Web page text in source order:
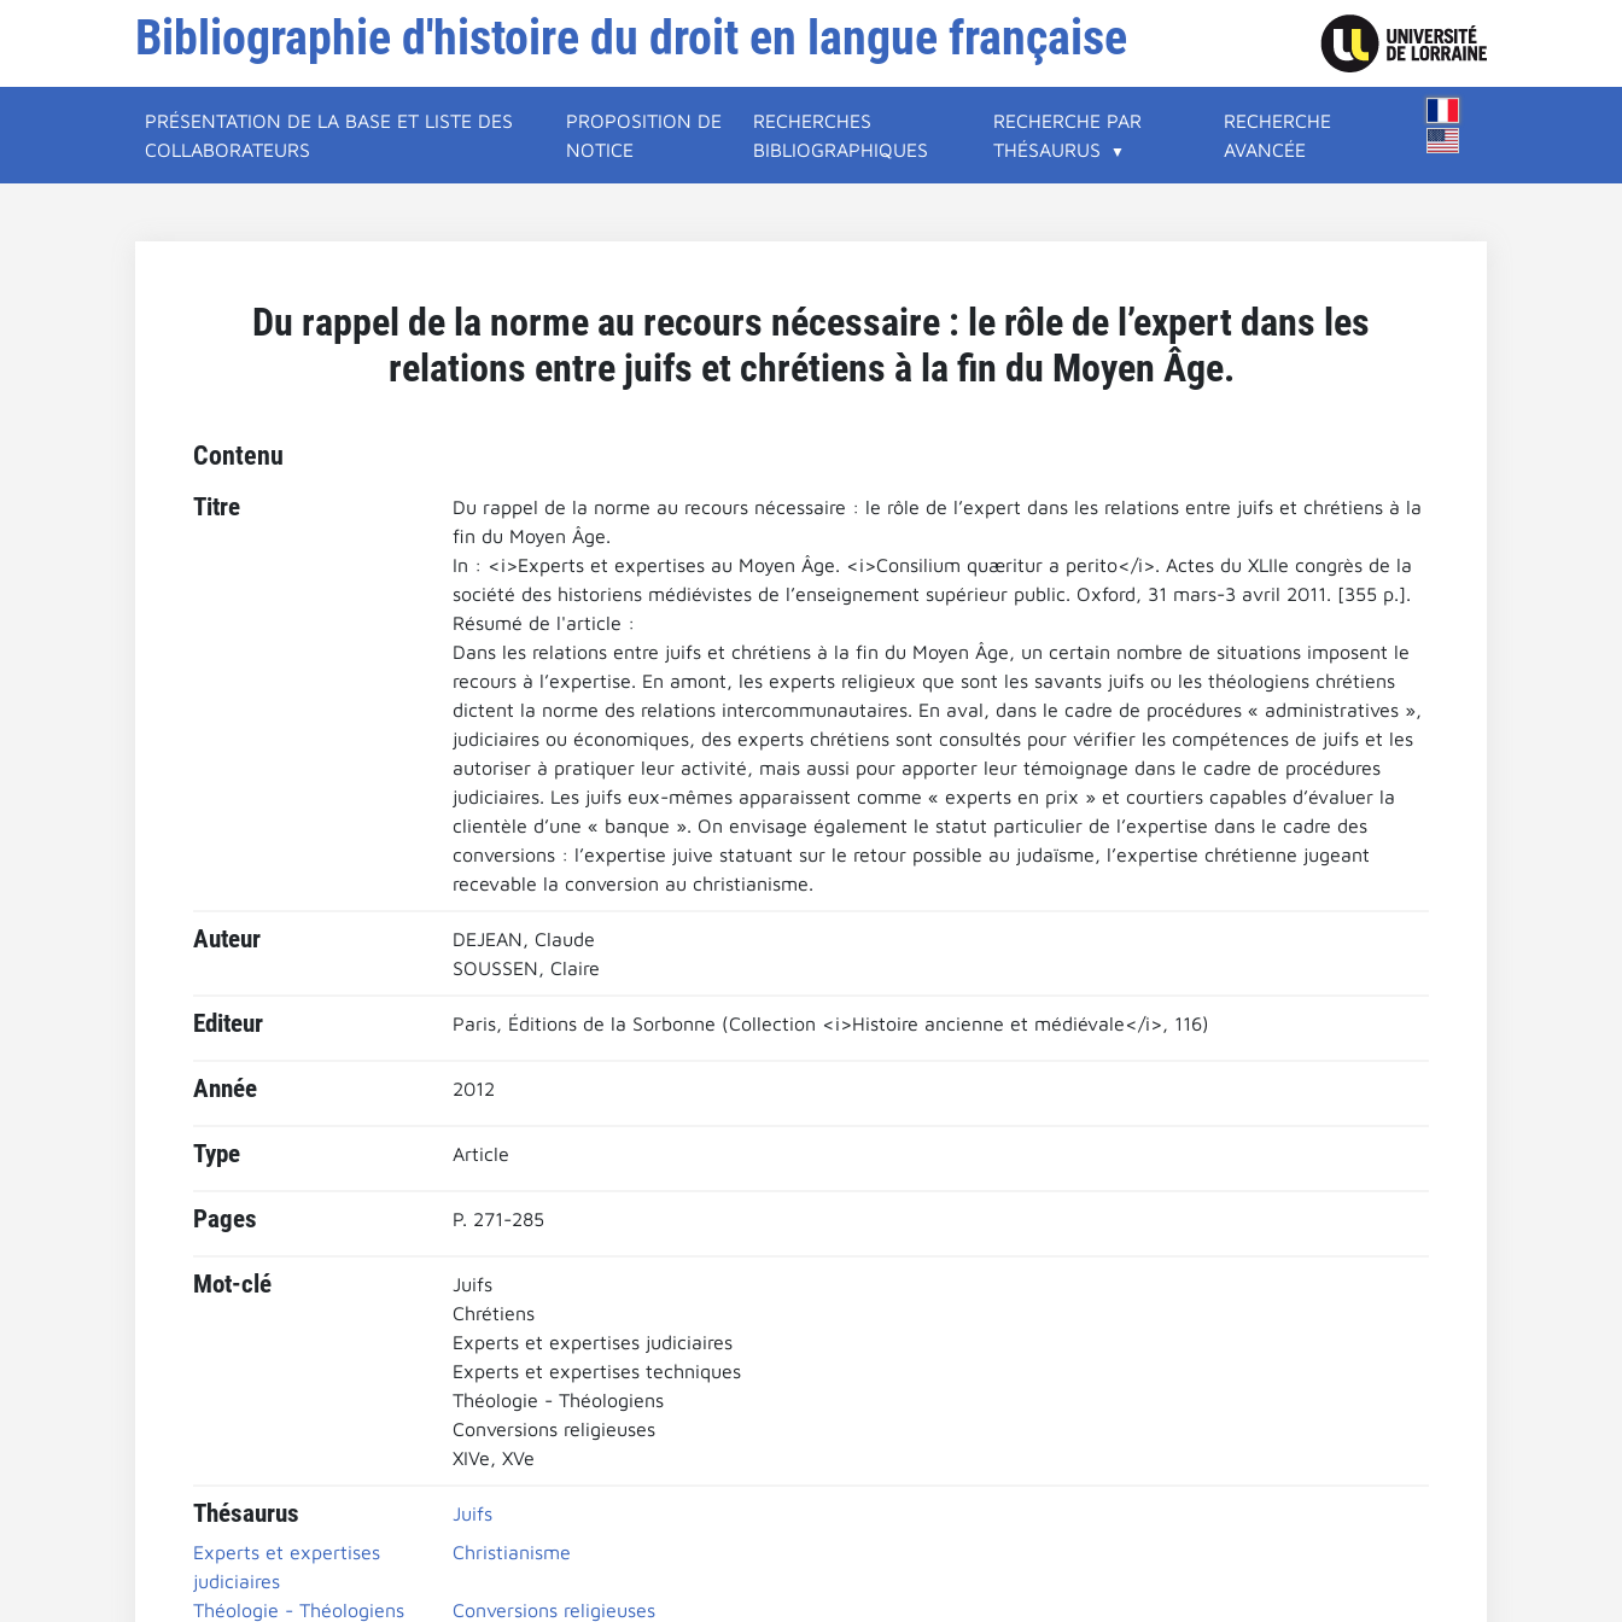
Bibliographie d'histoire du droit en langue française
PRÉSENTATION DE LA BASE ET LISTE DES
COLLABORATEURS
PROPOSITION DE
NOTICE
RECHERCHES
BIBLIOGRAPHIQUES
RECHERCHE PAR
THÉSAURUS
RECHERCHE
AVANCÉE
Du rappel de la norme au recours nécessaire : le rôle de l’expert dans les
relations entre juifs et chrétiens à la fin du Moyen Âge.
Contenu
Titre
Du rappel de la norme au recours nécessaire : le rôle de l’expert dans les relations entre juifs et chrétiens à la
fin du Moyen Âge.
In : <i>Experts et expertises au Moyen Âge. <i>Consilium quæritur a perito</i>. Actes du XLIIe congrès de la
société des historiens médiévistes de l’enseignement supérieur public. Oxford, 31 mars-3 avril 2011. [355 p.].
Résumé de l'article :
Dans les relations entre juifs et chrétiens à la fin du Moyen Âge, un certain nombre de situations imposent le
recours à l’expertise. En amont, les experts religieux que sont les savants juifs ou les théologiens chrétiens
dictent la norme des relations intercommunautaires. En aval, dans le cadre de procédures « administratives »,
judiciaires ou économiques, des experts chrétiens sont consultés pour vérifier les compétences de juifs et les
autoriser à pratiquer leur activité, mais aussi pour apporter leur témoignage dans le cadre de procédures
judiciaires. Les juifs eux-mêmes apparaissent comme « experts en prix » et courtiers capables d’évaluer la
clientèle d’une « banque ». On envisage également le statut particulier de l’expertise dans le cadre des
conversions : l’expertise juive statuant sur le retour possible au judaïsme, l’expertise chrétienne jugeant
recevable la conversion au christianisme.
Auteur
DEJEAN, Claude
SOUSSEN, Claire
Editeur Paris, Éditions de la Sorbonne (Collection <i>Histoire ancienne et médiévale</i>, 116)
Année 2012
Type Article
Pages P. 271-285
Mot-clé
Juifs
Chrétiens
Experts et expertises judiciaires
Experts et expertises techniques
Théologie - Théologiens
Conversions religieuses
XIVe, XVe
Thésaurus
Juifs
Experts et expertises
judiciaires
Christianisme
Théologie - Théologiens Conversions religieuses